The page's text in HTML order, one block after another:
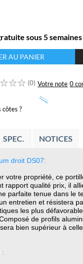
sous 5 semaines
AU PANIER
(0) Votre note 0
?
SPEC. NOTICES
droit DS07:
votre propriété, ce
rapport qualité prix, il
parfaite tenue dans le
entretien et résistera
les plus
de profils
bien supérieur à
: